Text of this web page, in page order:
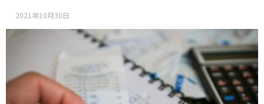
2021年10月30日